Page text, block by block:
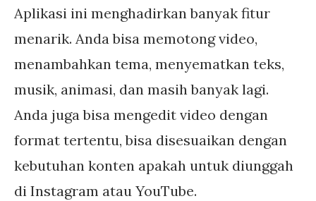
Aplikasi ini menghadirkan banyak fitur
menarik. Anda bisa memotong video,
menambahkan tema, menyematkan teks,
musik, animasi, dan masih banyak lagi.
Anda juga bisa mengedit video dengan
format tertentu, bisa disesuaikan dengan
kebutuhan konten apakah untuk diunggah
di Instagram atau YouTube.